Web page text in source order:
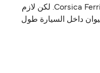
(Piombino) و باستيا (Bastia) مع Corsica Ferries. لكن لازم
داخل السيارة طول